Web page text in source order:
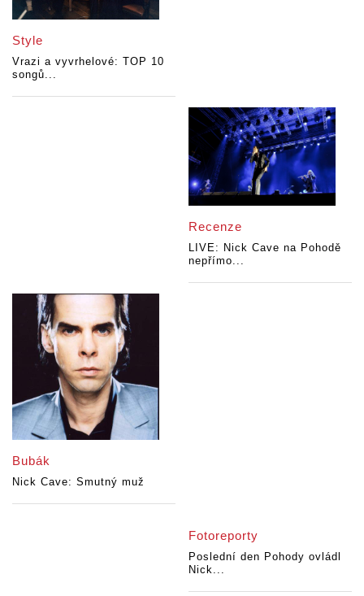
Style
Vrazi a vyvrhelové: TOP 10
songů...
Recenze
LIVE: Nick Cave na Pohodě
nepřímo...
Bubák
Nick Cave: Smutný muž
Fotoreporty
Poslední den Pohody ovládl
Nick...